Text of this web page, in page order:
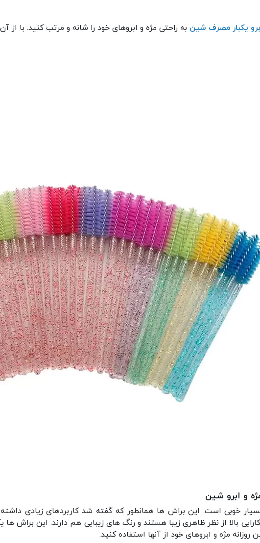
یکبار مصرف شین به راحتی مژه و ابروهای خود را شانه و مرتب کنید. با از
و ابرو شین
خوبی است. این براش ها همانطور که گفته شد کاربردهای زیادی داشته
بالا از نظر ظاهری زیبا هستند و رنگ های زیبایی هم دارند. این براش
روزانه مژه و ابروهای خود از آنها استفاده کنید.